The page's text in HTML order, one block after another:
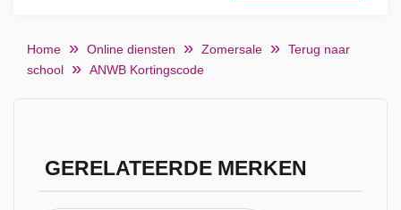
Home Online diensten Zomersale
Terug naar
school
ANWB Kortingscode
GERELATEERDE MERKEN